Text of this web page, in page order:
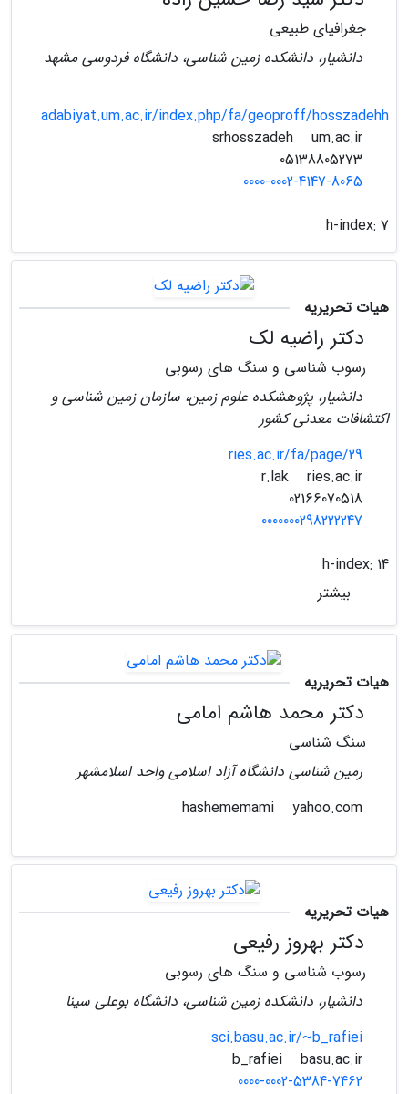
جغرافیای طبیعی
دانشیار، دانشکده زمین شناسی، دانشگاه فردوسی مشهد
adabiyat.um.ac.ir/index.php/fa/geoproff/hosszadehh
um.ac.ir
0000-0002-4147-8065
h-index: 7
هیات تحریریه
دکتر راضیه لک
رسوب شناسی و سنگ های رسوبی
دانشیار، پژوهشکده علوم زمین، سازمان زمین شناسی و
اکتشافات معدنی کشور
ries.ac.ir/fa/page/29
ries.ac.ir
0000000298222247
h-index: 14
بیشتر
هیات تحریریه
دکتر محمد هاشم امامی
سنگ شناسی
زمین شناسی دانشگاه آزاد اسلامی واحد اسلامشهر
yahoo.com
هیات تحریریه
دکتر بهروز رفیعی
رسوب شناسی و سنگ های رسوبی
دانشیار، دانشکده زمین شناسی، دانشگاه بوعلی سینا
sci.basu.ac.ir/~b_rafiei
basu.ac.ir
0000-0002-5384-7462